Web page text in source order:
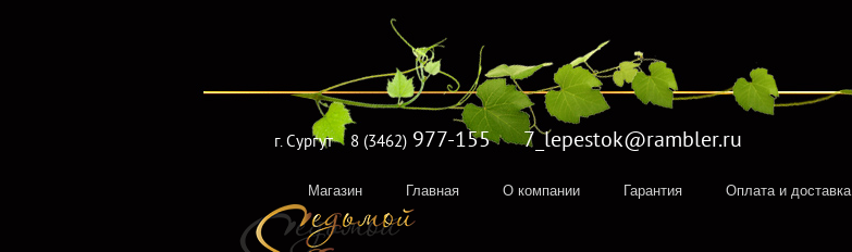
Магазин Главная О компании Гарантия Оплата и доставка
г. Сургут 8 (3462) 977-155 7_lepestok@rambler.ru